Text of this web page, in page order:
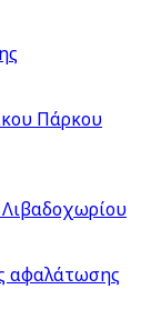
Πάρκου
αφαλάτωσης